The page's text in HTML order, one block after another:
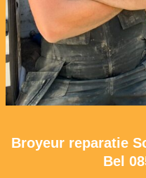
Broyeur reparatie
Bel